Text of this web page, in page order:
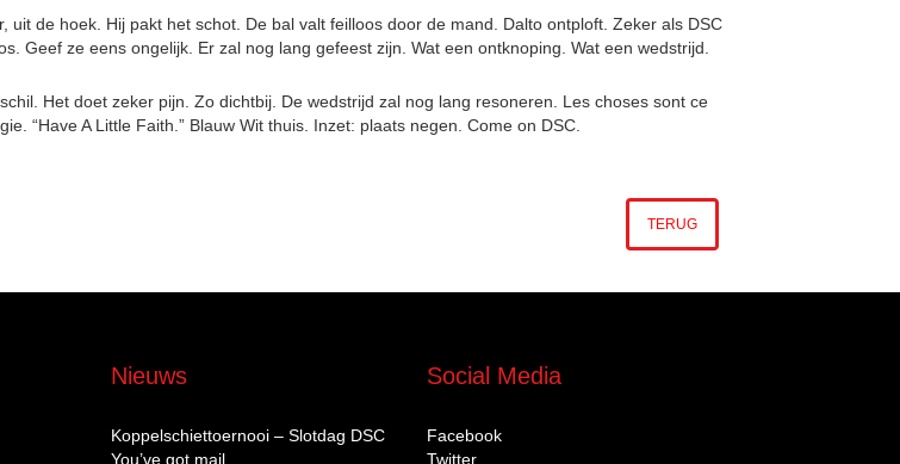
de hoek. Hij pakt het schot. De bal valt feilloos door de mand. Dalto ontploft. Zeker als DSC
Geef ze eens ongelijk. Er zal nog lang gefeest zijn. Wat een ontknoping. Wat een wedstrijd.
Het doet zeker pijn. Zo dichtbij. De wedstrijd zal nog lang resoneren. Les choses sont ce
“Have A Little Faith.” Blauw Wit thuis. Inzet: plaats negen. Come on DSC.
TERUG
Nieuws
Koppelschiettoernooi – Slotdag DSC
You’ve got mail
Social Media
Facebook
Twitter